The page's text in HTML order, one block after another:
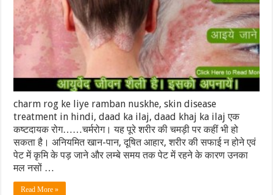
charm rog ke liye ramban nuskhe, skin disease
treatment in hindi, daad ka ilaj, daad khaj ka ilaj एक
कष्टदायक रोग……चर्मरोग। यह पूरे शरीर की चमड़ी पर कहीं भी हो
सकता है। अनियमित खान-पान, दूषित आहार, शरीर की सफाई न होने एवं
पेट में कृमि के पड़ जाने और लम्बे समय तक पेट में रहने के कारण उनका
मल नसों …
Read More »